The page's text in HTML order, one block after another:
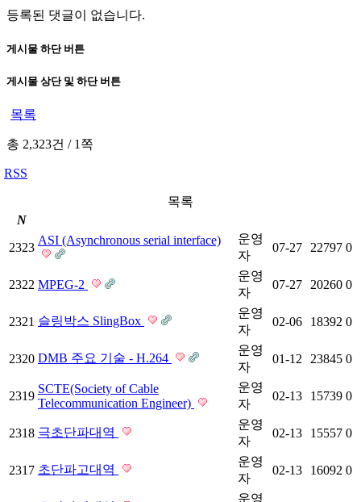
등록된 댓글이 없습니다.
게시물 하단 버튼
게시물 상단 및 하단 버튼
목록
총 2,323건 /1쪽
RSS
목록
N
2323
ASI (Asynchronous serial interface)
운영
자
07-27 22797 0
2322 MPEG-2
운영
자
07-27 20260 0
2321 슬링박스 SlingBox
운영
자
02-06 18392 0
2320 DMB 주요 기술 - H.264
운영
자
01-12 23845 0
2319
SCTE(Society of Cable
Telecommunication Engineer)
운영
자
02-13 15739 0
2318 극초단파대역
운영
자
02-13 15557 0
2317 초단파고대역
운영
자
02-13 16092 0
운영